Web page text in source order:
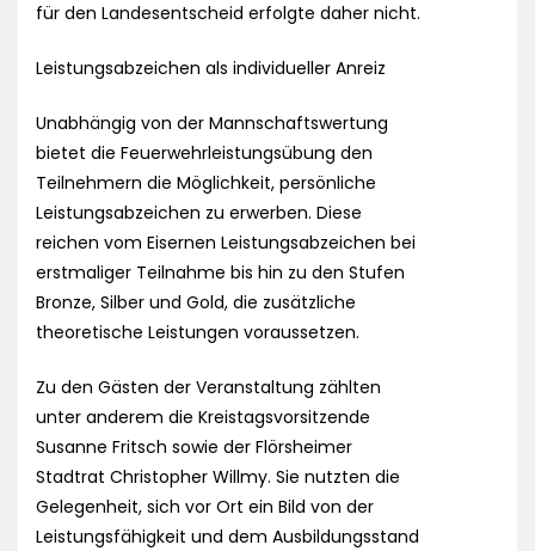
für den Landesentscheid erfolgte daher nicht.
Leistungsabzeichen als individueller Anreiz
Unabhängig von der Mannschaftswertung
bietet die Feuerwehrleistungsübung den
Teilnehmern die Möglichkeit, persönliche
Leistungsabzeichen zu erwerben. Diese
reichen vom Eisernen Leistungsabzeichen bei
erstmaliger Teilnahme bis hin zu den Stufen
Bronze, Silber und Gold, die zusätzliche
theoretische Leistungen voraussetzen.
Zu den Gästen der Veranstaltung zählten
unter anderem die Kreistagsvorsitzende
Susanne Fritsch sowie der Flörsheimer
Stadtrat Christopher Willmy. Sie nutzten die
Gelegenheit, sich vor Ort ein Bild von der
Leistungsfähigkeit und dem Ausbildungsstand